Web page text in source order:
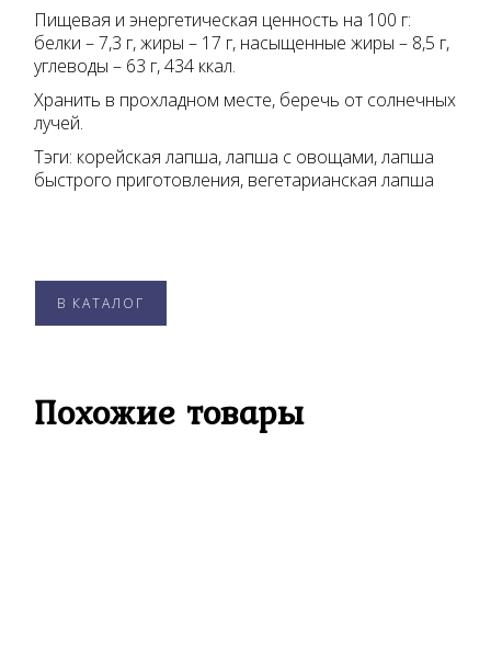
Пищевая и энергетическая ценность на 100 г:
белки – 7,3 г, жиры – 17 г, насыщенные жиры – 8,5 г,
углеводы – 63 г, 434 ккал.
Хранить в прохладном месте, беречь от солнечных
лучей.
Тэги: корейская лапша, лапша с овощами, лапша
быстрого приготовления, вегетарианская лапша
В КАТАЛОГ
Похожие товары